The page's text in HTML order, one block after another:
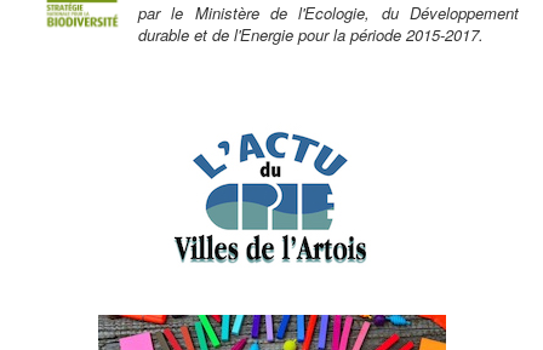
par le Ministère de l'Ecologie, du Développement
durable et de l'Energie pour la période 2015-2017.